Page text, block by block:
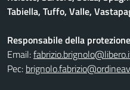
Tabiella, Tuffo, Valle,
Responsabile della
Email:
Pec: